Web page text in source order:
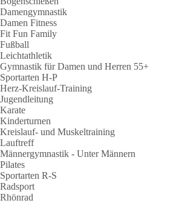
Damengymnastik
Damen Fitness
Fit Fun Family
Fußball
Leichtathletik
Gymnastik für Damen und Herren 55+
Sportarten H-P
Herz-Kreislauf-Training
Jugendleitung
Karate
Kinderturnen
Kreislauf- und Muskeltraining
Lauftreff
Männergymnastik - Unter Männern
Pilates
Sportarten R-S
Radsport
Rhönrad